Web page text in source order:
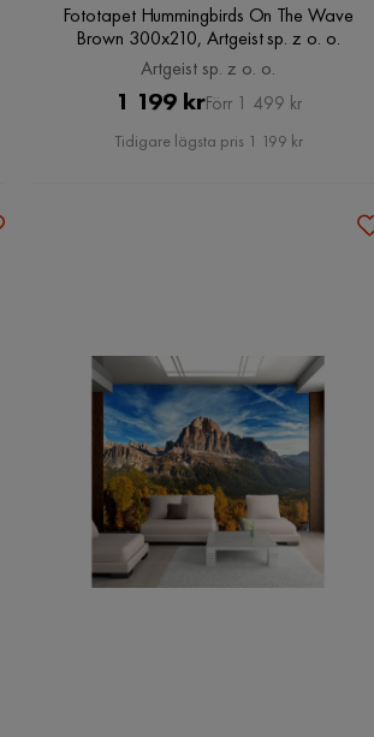
Fototapet Hummingbirds On The Wave
Brown 300x210, Artgeist sp. z o. o.
Artgeist sp. z o. o.
Pris
1 199 krOriginal
Pris
Förr 1 499 kr
Tidigare lägsta pris 1 199 kr